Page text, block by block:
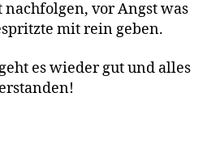
vor Angst was
mit rein geben.
es wieder gut und alles